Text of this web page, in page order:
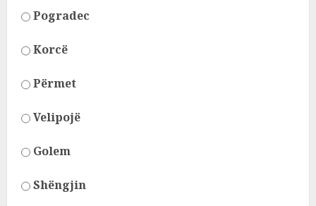
Pogradec
Korcë
Përmet
Velipojë
Golem
Shëngjin